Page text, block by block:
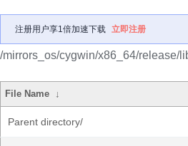
注册用户享1倍加速下载 立即注册
/mirrors_os/cygwin/x86_64/release/
File Name ↓
Parent directory/